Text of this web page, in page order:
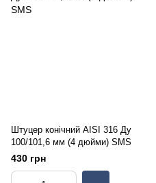
Штуцер конічний AISI 316 Ду
100/101,6 мм (4 дюйми) SMS
430 грн